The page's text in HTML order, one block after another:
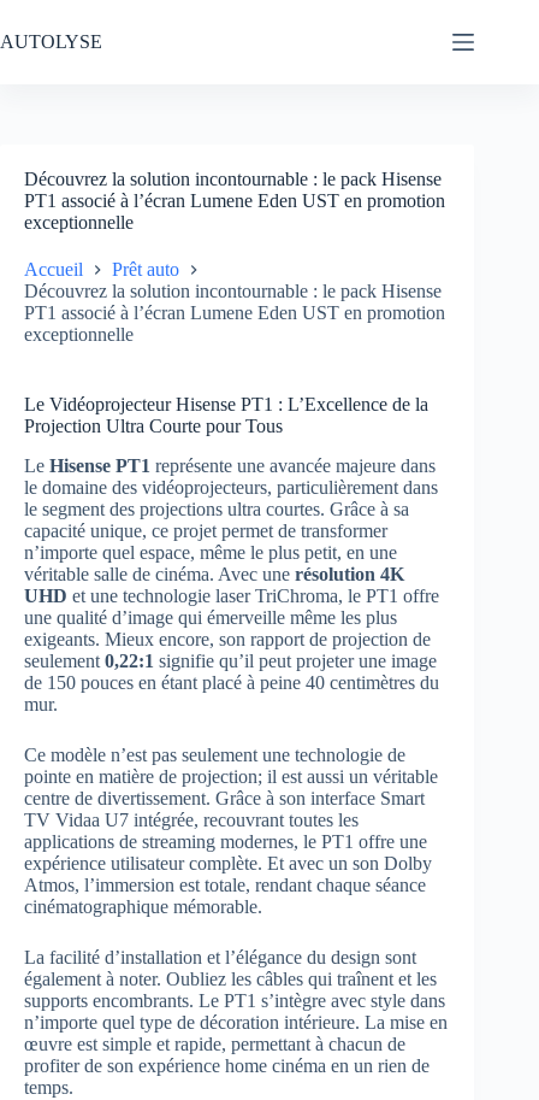
au
contenu
AUTOLYSE
Découvrez la solution incontournable : le pack Hisense
PT1 associé à l’écran Lumene Eden UST en promotion
exceptionnelle
Accueil
Prêt auto
Découvrez la solution incontournable : le pack Hisense
PT1 associé à l’écran Lumene Eden UST en promotion
exceptionnelle
Le Vidéoprojecteur Hisense PT1 : L’Excellence de la
Projection Ultra Courte pour Tous
Le Hisense PT1 représente une avancée majeure dans
le domaine des vidéoprojecteurs, particulièrement dans
le segment des projections ultra courtes. Grâce à sa
capacité unique, ce projet permet de transformer
n’importe quel espace, même le plus petit, en une
véritable salle de cinéma. Avec une résolution 4K
UHD et une technologie laser TriChroma, le PT1 offre
une qualité d’image qui émerveille même les plus
exigeants. Mieux encore, son rapport de projection de
seulement 0,22:1 signifie qu’il peut projeter une image
de 150 pouces en étant placé à peine 40 centimètres du
mur.
Ce modèle n’est pas seulement une technologie de
pointe en matière de projection; il est aussi un véritable
centre de divertissement. Grâce à son interface Smart
TV Vidaa U7 intégrée, recouvrant toutes les
applications de streaming modernes, le PT1 offre une
expérience utilisateur complète. Et avec un son Dolby
Atmos, l’immersion est totale, rendant chaque séance
cinématographique mémorable.
La facilité d’installation et l’élégance du design sont
également à noter. Oubliez les câbles qui traînent et les
supports encombrants. Le PT1 s’intègre avec style dans
n’importe quel type de décoration intérieure. La mise en
œuvre est simple et rapide, permettant à chacun de
profiter de son expérience home cinéma en un rien de
temps.